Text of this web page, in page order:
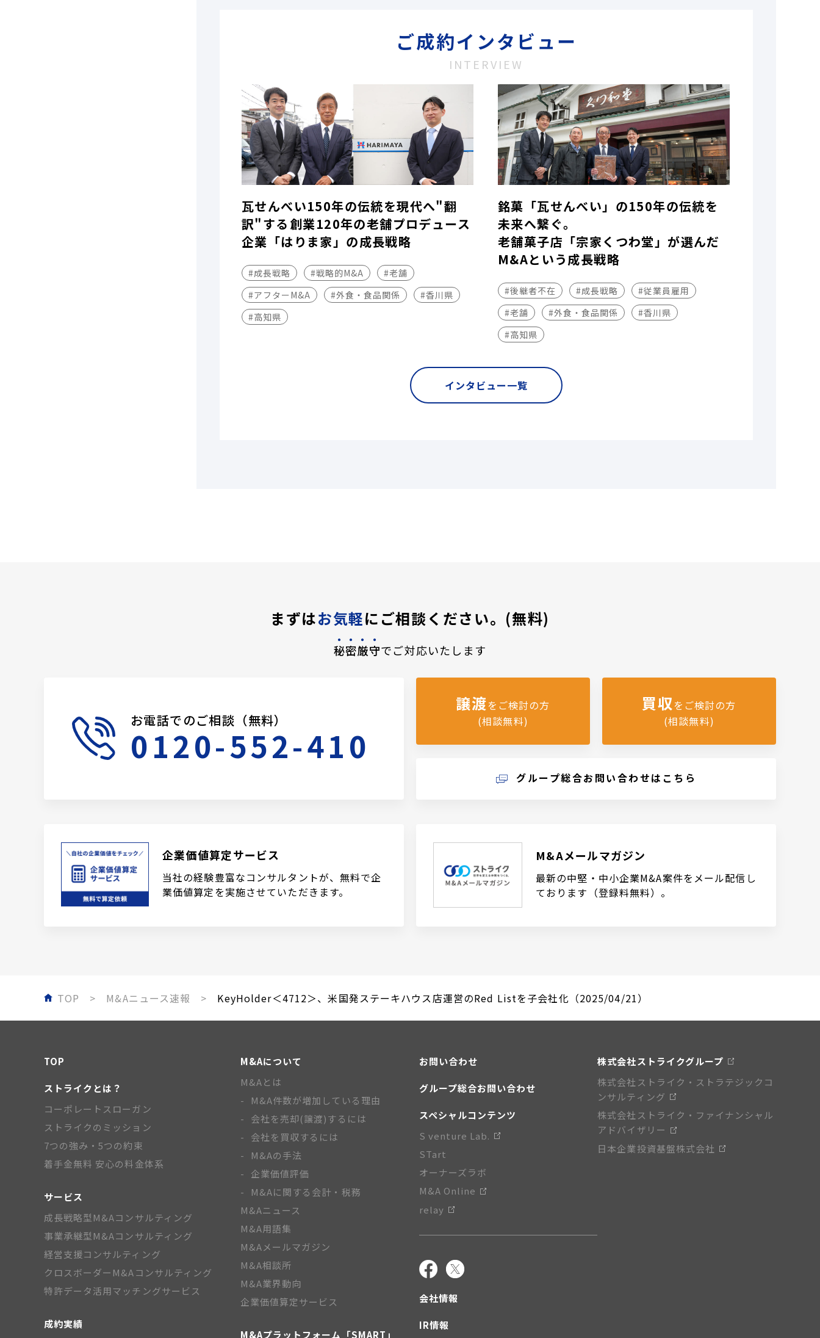
ご成約インタビュー
INTERVIEW
瓦せんべい150年の伝統を現代へ"翻
訳"する――創業120年の老舗プロデュース
企業「はりま家」の成長戦略
#成長戦略 #戦略的M&A
#老舗
#アフターM&A
#外食・食品関係
#香川県
#高知県
銘菓「瓦せんべい」の150年の伝統を
未来へ繋ぐ。
老舗菓子店「宗家くつわ堂」が選んだ
M&Aという成長戦略
#後継者不在 #成長戦略
#従業員雇用
#老舗
#外食・食品関係
#香川県
#高知県
インタビュー一覧
まずはお気軽にご相談ください。(無料)
秘密厳守でご対応いたします
お電話でのご相談（無料）
0120-552-410
譲渡をご検討の方
(相談無料)
買収をご検討の方
(相談無料)
グループ総合お問い合わせはこちら
企業価値算定サービス
当社の経験豊富なコンサルタントが、無料で企
業価値算定を実施させていただきます。
M&Aメールマガジン
最新の中堅・中小企業M&A案件をメール配信し
ております（登録料無料）。
TOP M&Aニュース速報 KeyHolder＜4712＞、米国発ステーキハウス店運営のRed Listを子会社化（2025/04/21）
TOP
ストライクとは？
コーポレートスローガン
ストライクのミッション
7つの強み・5つの約束
着手金無料 安心の料金体系
サービス
成長戦略型M&Aコンサルティング
事業承継型M&Aコンサルティング
経営支援コンサルティング
クロスボーダーM&Aコンサルティング
特許データ活用マッチングサービス
成約実績
M&Aについて
M&Aとは
M&A件数が増加している理由
会社を売却(譲渡)するには
会社を買収するには
M&Aの手法
企業価値評価
M&Aに関する会計・税務
M&Aニュース
M&A用語集
M&Aメールマガジン
M&A相談所
M&A業界動向
企業価値算定サービス
M&Aプラットフォーム「SMART」
お問い合わせ
グループ総合お問い合わせ
スペシャルコンテンツ
S venture Lab.
STart
オーナーズラボ
M&A Online
relay
会社情報
IR情報
株式会社ストライクグループ
株式会社ストライク・ストラテジックコ
ンサルティング
株式会社ストライク・ファイナンシャル
アドバイザリー
日本企業投資基盤株式会社